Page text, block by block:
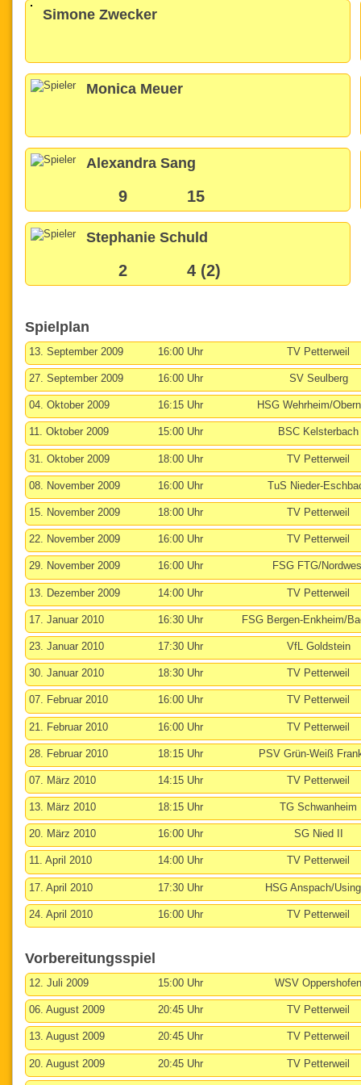
Simone Zwecker
Monica Meuer
Alexandra Sang
9 15
Stephanie Schuld
2 4 (2)
Spielplan
13. September 2009 16:00 Uhr TV Petterweil
27. September 2009 16:00 Uhr SV Seulberg
04. Oktober 2009 16:15 Uhr HSG Wehrheim/
11. Oktober 2009 15:00 Uhr BSC Kelsterbach
31. Oktober 2009 18:00 Uhr TV Petterweil
08. November 2009 16:00 Uhr TuS Nieder-
15. November 2009 18:00 Uhr TV Petterweil
22. November 2009 16:00 Uhr TV Petterweil
29. November 2009 16:00 Uhr FSG FTG/
13. Dezember 2009 14:00 Uhr TV Petterweil
17. Januar 2010 16:30 Uhr FSG Bergen-Enkheim/
23. Januar 2010 17:30 Uhr VfL Goldstein
30. Januar 2010 18:30 Uhr TV Petterweil
07. Februar 2010 16:00 Uhr TV Petterweil
21. Februar 2010 16:00 Uhr TV Petterweil
28. Februar 2010 18:15 Uhr PSV Grün-Weiß
07. März 2010 14:15 Uhr TV Petterweil
13. März 2010 18:15 Uhr TG Schwanheim
20. März 2010 16:00 Uhr SG Nied II
11. April 2010 14:00 Uhr TV Petterweil
17. April 2010 17:30 Uhr HSG Anspach/
24. April 2010 16:00 Uhr TV Petterweil
Vorbereitungsspiel
12. Juli 2009 15:00 Uhr WSV
06. August 2009 20:45 Uhr TV Petterweil
13. August 2009 20:45 Uhr TV Petterweil
20. August 2009 20:45 Uhr TV Petterweil